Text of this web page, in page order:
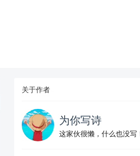
关于作者
为你写诗
这家伙很懒，什么也没写